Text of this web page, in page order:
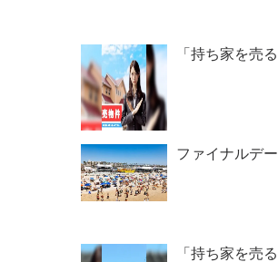
「持ち家を売
ファイナルデ
「持ち家を売